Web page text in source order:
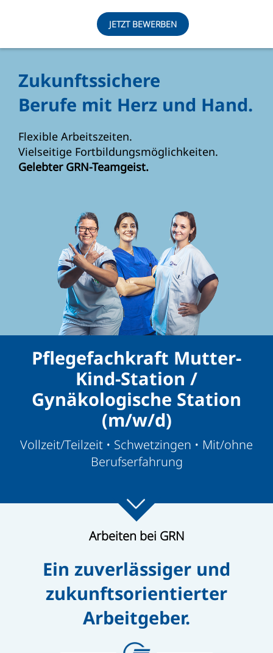
JETZT BEWERBEN
Zukunftssichere
Berufe mit Herz und Hand.
Flexible Arbeitszeiten.
Vielseitige Fortbildungsmöglichkeiten.
Gelebter GRN-Teamgeist.
Pflegefachkraft Mutter-
Kind-Station /
Gynäkologische Station
(m/w/d)
Vollzeit/Teilzeit • Schwetzingen • Mit/ohne
Berufserfahrung
Arbeiten bei GRN
Ein zuverlässiger und
zukunftsorientierter
Arbeitgeber.